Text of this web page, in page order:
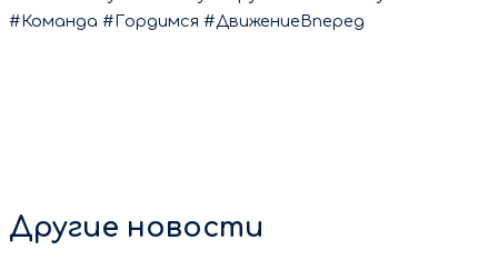
#Команда #Гордимся #ДвижениеВперед
Другие новости